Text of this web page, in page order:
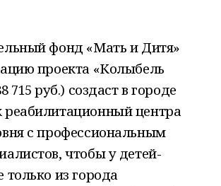
фонд «Мать и Дитя»
проекта «Колыбель
715 руб.) создаст в городе
реабилитационный центра
с профессиональным
чтобы у детей-
только из города